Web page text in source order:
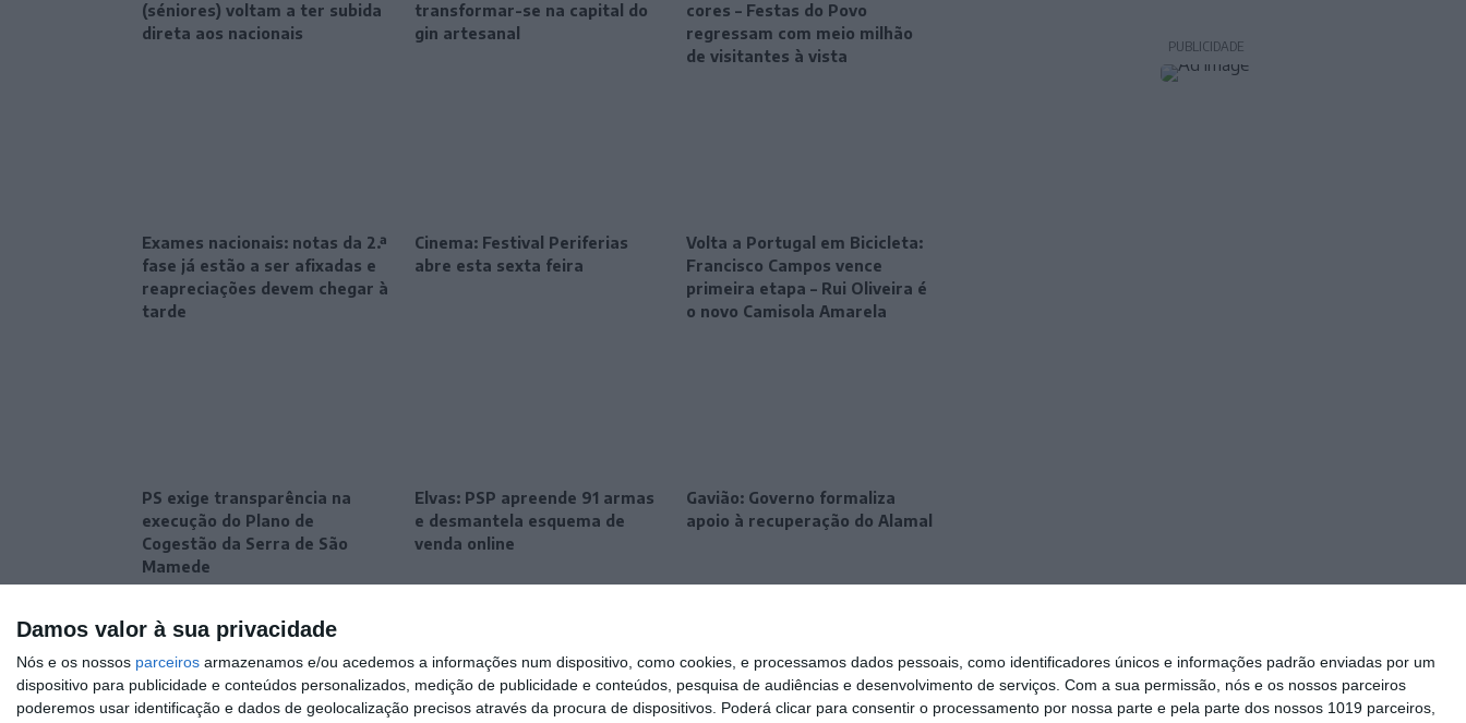
Damos valor à sua privacidade
Nós e os nossos parceiros armazenamos e/ou acedemos a informações num dispositivo, como cookies, e processamos dados pessoais, como identificadores únicos e informações padrão enviadas por um
dispositivo para publicidade e conteúdos personalizados, medição de publicidade e conteúdos, pesquisa de audiências e desenvolvimento de serviços. Com a sua permissão, nós e os nossos parceiros
poderemos usar identificação e dados de geolocalização precisos através da procura de dispositivos. Poderá clicar para consentir o processamento por nossa parte e pela parte dos nossos 1019 parceiros,
(séniores) voltam a ter subida
direta aos nacionais
transformar-se na capital do
gin artesanal
cores – Festas do Povo
regressam com meio milhão
de visitantes à vista
Exames nacionais: notas da 2.ª
fase já estão a ser afixadas e
reapreciações devem chegar à
tarde
Cinema: Festival Periferias
abre esta sexta feira
Volta a Portugal em Bicicleta:
Francisco Campos vence
primeira etapa – Rui Oliveira é
o novo Camisola Amarela
PS exige transparência na
execução do Plano de
Cogestão da Serra de São
Mamede
Elvas: PSP apreende 91 armas
e desmantela esquema de
venda online
Gavião: Governo formaliza
apoio à recuperação do Alamal
PUBLICIDADE